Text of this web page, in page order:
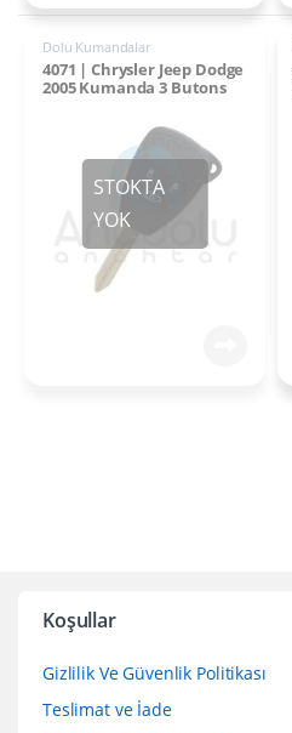
Dolu Kumandalar
4071 | Chrysler Jeep Dodge
2005 Kumanda 3 Butons
Koşullar
Gizlilik Ve Güvenlik Politikası
Teslimat ve İade